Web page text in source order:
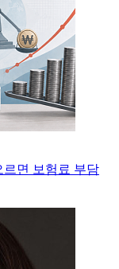
르면 보험료 부담